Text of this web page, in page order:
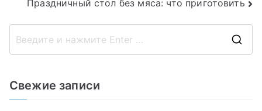
по
записям
Праздничный стол без мяса: что приготовить
Свежие записи